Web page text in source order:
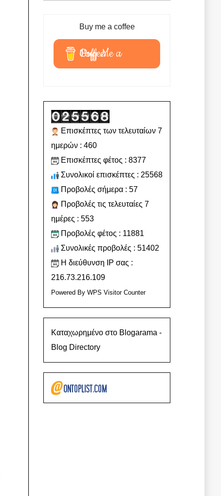
Buy me a coffee
Buy Me a Coffee
Επισκέπτες των τελευταίων 7
ημερών : 460
Επισκέπτες φέτος : 8377
Συνολικοί επισκέπτες : 25568
Προβολές σήμερα : 57
Προβολές τις τελευταίες 7
ημέρες : 553
Προβολές φέτος : 11881
Συνολικές προβολές : 51402
Η διεύθυνση IP σας :
216.73.216.109
Powered By WPS Visitor Counter
Καταχωρημένο στο Blogarama -
Blog Directory